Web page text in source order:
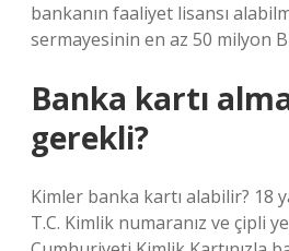
bankanın faaliyet lisansı
sermayesinin en az 50 milyon
Banka kartı
gerekli?
Kimler banka kartı alabilir? 18
T.C. Kimlik numaranız ve çipli